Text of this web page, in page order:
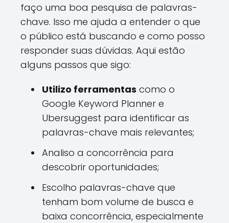
faço uma boa pesquisa de palavras-
chave. Isso me ajuda a entender o que
o público está buscando e como posso
responder suas dúvidas. Aqui estão
alguns passos que sigo:
Utilizo ferramentas como o
Google Keyword Planner e
Ubersuggest para identificar as
palavras-chave mais relevantes;
Analiso a concorrência para
descobrir oportunidades;
Escolho palavras-chave que
tenham bom volume de busca e
baixa concorrência, especialmente